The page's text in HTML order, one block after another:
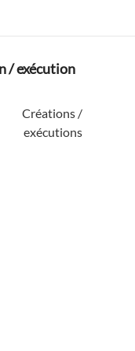
/ exécution
Créations /
exécutions